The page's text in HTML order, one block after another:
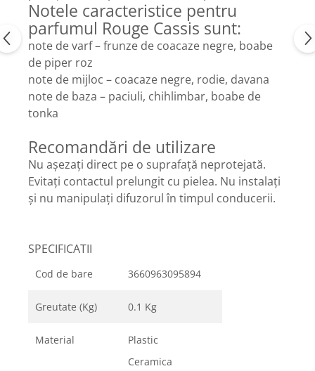
Notele caracteristice pentru
parfumul Rouge Cassis sunt:
note de varf – frunze de coacaze negre, boabe
de piper roz
note de mijloc – coacaze negre, rodie, davana
note de baza – paciuli, chihlimbar, boabe de
tonka
Recomandări de utilizare
Nu așezați direct pe o suprafață neprotejată.
Evitați contactul prelungit cu pielea. Nu instalați
și nu manipulați difuzorul în timpul conducerii.
SPECIFICATII
Cod de bare 3660963095894
Greutate (Kg) 0.1 Kg
Material
Plastic
Ceramica